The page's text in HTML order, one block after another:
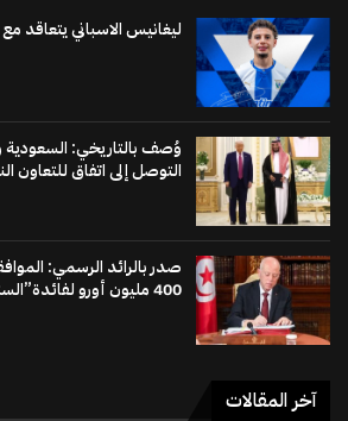
ليغانيس الاسباني يتعاقد
وُصف بالتاريخي: السعودية
التوصل إلى اتفاق للتعاون
صدر بالرائد الرسمي:
400 مليون أورو لفائدة”الستاغ”
آخر المقالات